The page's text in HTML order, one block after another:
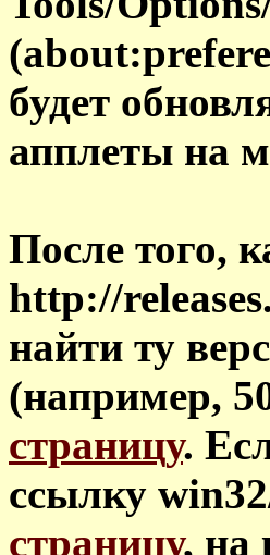
будет
апплеты на
После того,
http://
найти ту
(например,
страницу.
ссылку
страницу, на